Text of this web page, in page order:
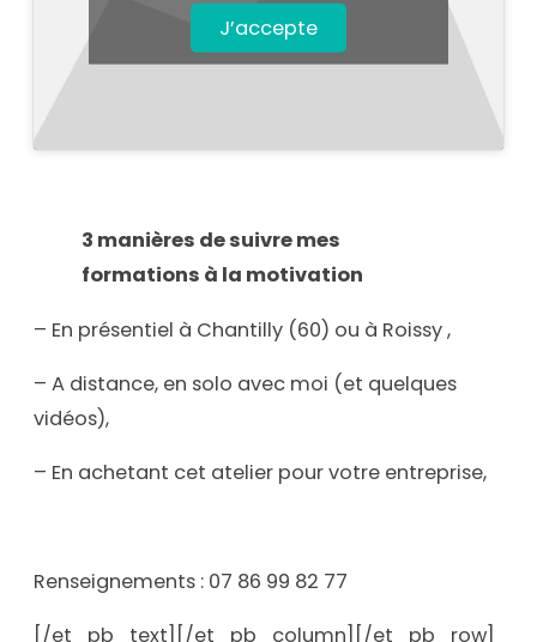
J’accepte
3 manières de suivre mes
formations à la motivation
– En présentiel à Chantilly (60) ou à Roissy ,
– A distance, en solo avec moi (et quelques
vidéos),
– En achetant cet atelier pour votre entreprise,
Renseignements : 07 86 99 82 77
[/et_pb_text][/et_pb_column][/et_pb_row]